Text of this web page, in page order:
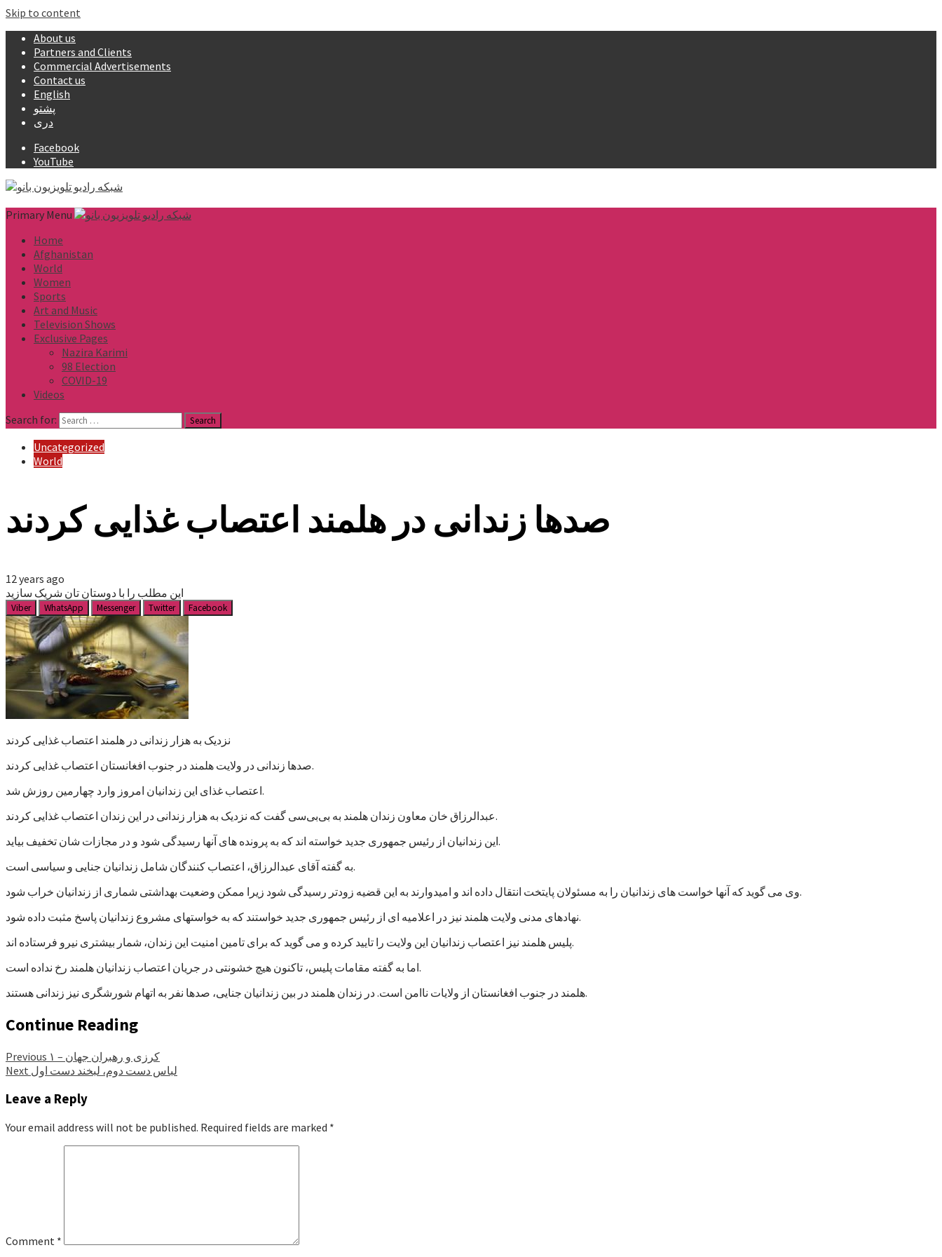
Skip to content
About us
Partners and Clients
Commercial Advertisements
Contact us
English
پشتو
دری
Facebook
YouTube
Primary Menu
Home
Afghanistan
World
Women
Sports
Art and Music
Television Shows
Exclusive Pages
Nazira Karimi
98 Election
COVID-19
Videos
Search for:
Uncategorized
World
صدها زندانی در هلمند اعتصاب غذایی کردند
12 years ago
این مطلب را با دوستان تان شریک سازید
Viber WhatsApp Messenger Twitter Facebook
نزدیک به هزار زندانی در هلمند اعتصاب غذایی کردند
صدها زندانی در ولایت هلمند در جنوب افغانستان اعتصاب غذایی کردند.
اعتصاب غذای این زندانیان امروز وارد چهارمین روزش شد.
عبدالرزاق خان معاون زندان هلمند به بی‌بی‌سی گفت که نزدیک به هزار زندانی در این زندان اعتصاب غذایی کردند.
این زندانیان از رئیس جمهوری جدید خواسته اند که به پرونده های آنها رسیدگی شود و در مجازات شان تخفیف بیاید.
به گفته آقای عبدالرزاق، اعتصاب کنندگان شامل زندانیان جنایی و سیاسی است.
وی می گوید که آنها خواست های زندانیان را به مسئولان پایتخت انتقال داده اند و امیدوارند به این قضیه زودتر رسیدگی شود زیرا ممکن وضعیت بهداشتی شماری از زندانیان خراب شود.
نهادهای مدنی ولایت هلمند نیز در اعلامیه ای از رئیس جمهوری جدید خواستند که به خواستهای مشروع زندانیان پاسخ مثبت داده شود.
پلیس هلمند نیز اعتصاب زندانیان این ولایت را تایید کرده و می گوید که برای تامین امنیت این زندان، شمار بیشتری نیرو فرستاده اند.
اما به گفته مقامات پلیس، تاکنون هیچ خشونتی در جریان اعتصاب زندانیان هلمند رخ نداده است.
هلمند در جنوب افغانستان از ولایات ناامن است. در زندان هلمند در بین زندانیان جنایی، صدها نفر به اتهام شورشگری نیز زندانی هستند.
Continue Reading
Previous
کرزی و رهبران جهان – ۱
Next لباس دست دوم، لبخند دست اول
Leave a Reply
Your email address will not be published. Required fields are marked *
Comment *